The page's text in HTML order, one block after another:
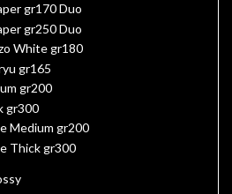
gr170 Duo
gr250 Duo
White gr180
gr165
gr200
gr300
Medium gr200
Thick gr300